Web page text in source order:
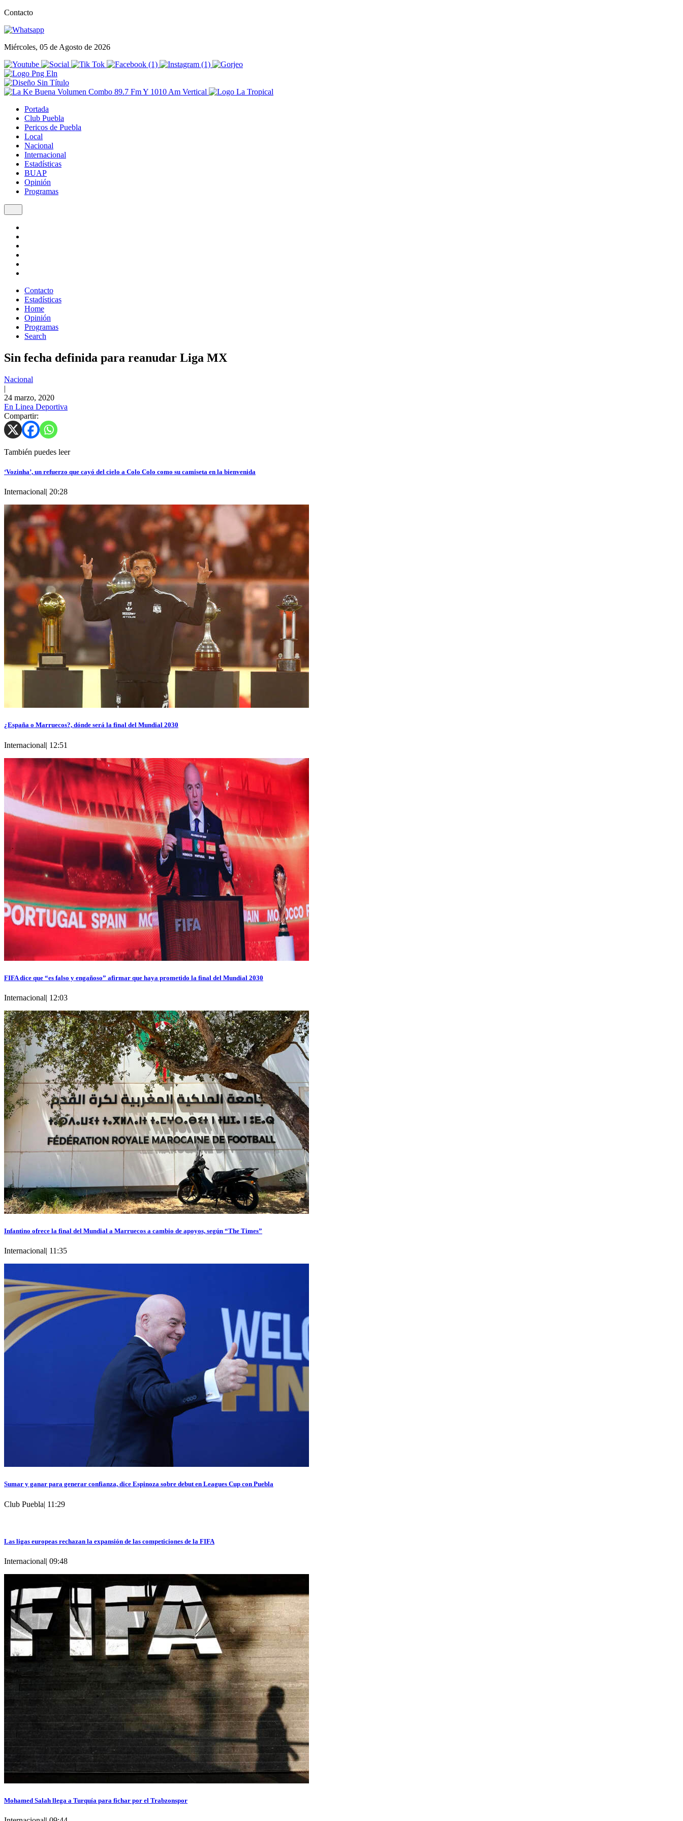
Contacto
Miércoles, 05 de Agosto de 2026
Portada
Club Puebla
Pericos de Puebla
Local
Nacional
Internacional
Estadísticas
BUAP
Opinión
Programas
Contacto
Estadísticas
Home
Opinión
Programas
Search
Sin fecha definida para reanudar Liga MX
Nacional
|
24 marzo, 2020
En Linea Deportiva
Compartir:
También puedes leer
‘Vozinha’, un refuerzo que cayó del cielo a Colo Colo como su camiseta en la bienvenida
Internacional| 20:28
¿España o Marruecos?, dónde será la final del Mundial 2030
Internacional| 12:51
FIFA dice que “es falso y engañoso” afirmar que haya prometido la final del Mundial 2030
Internacional| 12:03
Infantino ofrece la final del Mundial a Marruecos a cambio de apoyos, según “The Times”
Internacional| 11:35
Sumar y ganar para generar confianza, dice Espinoza sobre debut en Leagues Cup con Puebla
Club Puebla| 11:29
Las ligas europeas rechazan la expansión de las competiciones de la FIFA
Internacional| 09:48
Mohamed Salah llega a Turquía para fichar por el Trabzonspor